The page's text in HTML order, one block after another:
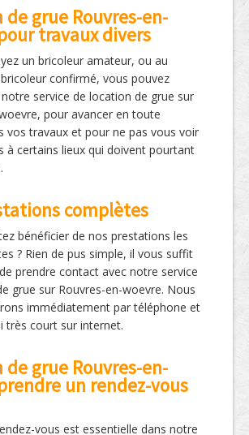
de grue Rouvres-en-
travaux divers
un bricoleur amateur, ou au
confirmé, vous pouvez
service de location de grue sur
pour avancer en toute
vos travaux et pour ne pas vous voir
à certains lieux qui doivent pourtant
complètes
bénéficier de nos prestations les
? Rien de pus simple, il vous suffit
prendre contact avec notre service
grue sur Rouvres-en-woevre. Nous
immédiatement par téléphone et
très court sur internet.
de grue Rouvres-en-
un rendez-vous
vous est essentielle dans notre